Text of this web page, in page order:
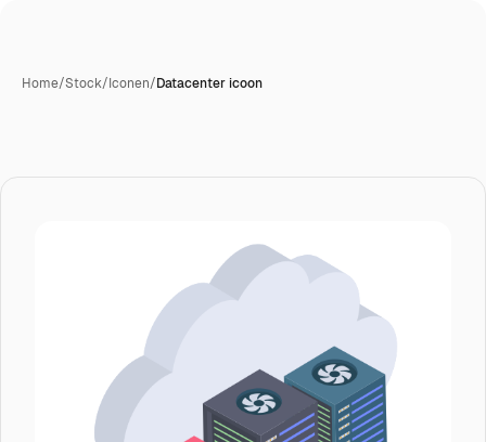
Home/Stock/Iconen/Datacenter icoon